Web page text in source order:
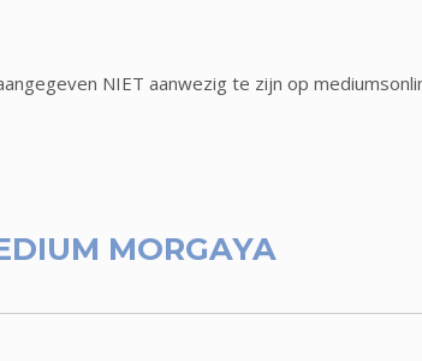
NIET aanwezig te zijn op
MORGAYA